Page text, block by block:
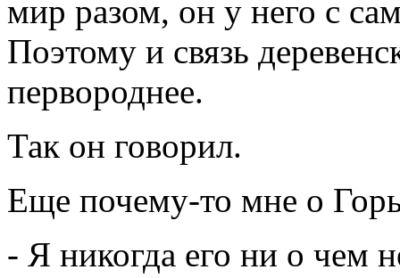
мир разом, он у него с
Поэтому и связь
первороднее.
Так он говорил.
Еще почему-то мне о
- Я никогда его ни о чем